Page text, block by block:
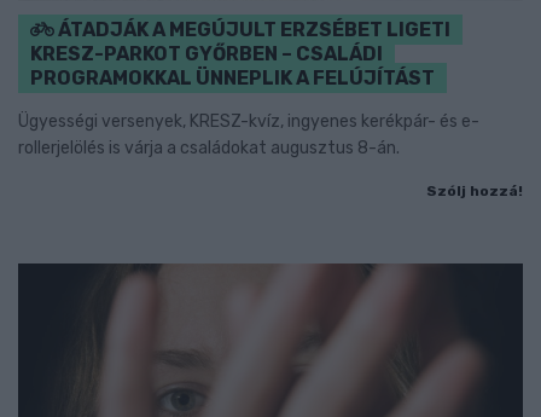
ÁTADJÁK A MEGÚJULT ERZSÉBET LIGETI
KRESZ-PARKOT GYŐRBEN – CSALÁDI
PROGRAMOKKAL ÜNNEPLIK A FELÚJÍTÁST
Ügyességi versenyek, KRESZ-kvíz, ingyenes kerékpár- és e-
rollerjelölés is várja a családokat augusztus 8-án.
Szólj hozzá!